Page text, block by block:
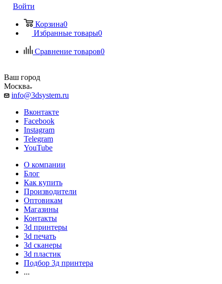
Войти
Корзина0
Избранные товары0
Сравнение товаров0
Ваш город
Москва
info@3dsystem.ru
Вконтакте
Facebook
Instagram
Telegram
YouTube
О компании
Блог
Как купить
Производители
Оптовикам
Магазины
Контакты
3d принтеры
3d печать
3d сканеры
3d пластик
Подбор 3д принтера
...